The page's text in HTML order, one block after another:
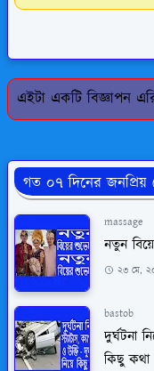
এইটা একটি বিজ্ঞাপন
গত ০৭ দিনের
massage
নতুন
২৩ মে,
bastob
দুর্ঘটনা
কিছু কথা